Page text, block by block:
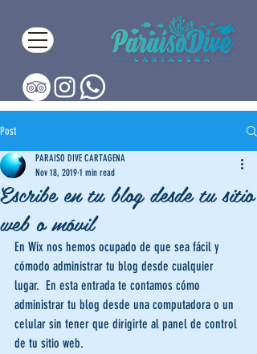
Post
Escribe en tu blog desde tu sitio
web o móvil
PARAISO DIVE CARTAGENA
Nov 18, 2019 1 min read
En Wix nos hemos ocupado de que sea fácil y
cómodo administrar tu blog desde cualquier
lugar.  En esta entrada te contamos cómo
administrar tu blog desde una computadora o un
celular sin tener que dirigirte al panel de control
de tu sitio web.